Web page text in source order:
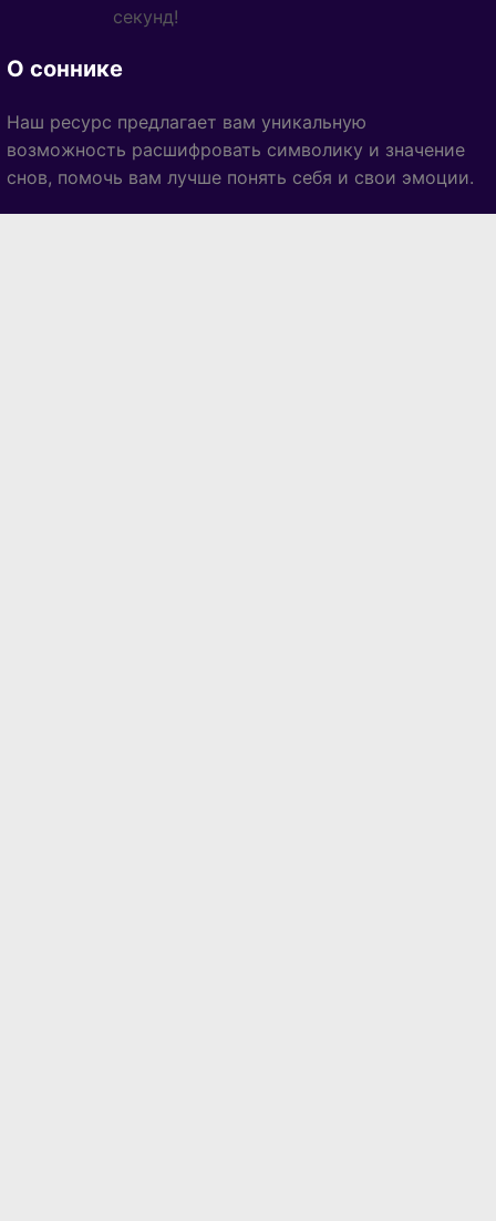
секунд!
О соннике
Наш ресурс предлагает вам уникальную
возможность расшифровать символику и значение
снов, помочь вам лучше понять себя и свои эмоции.